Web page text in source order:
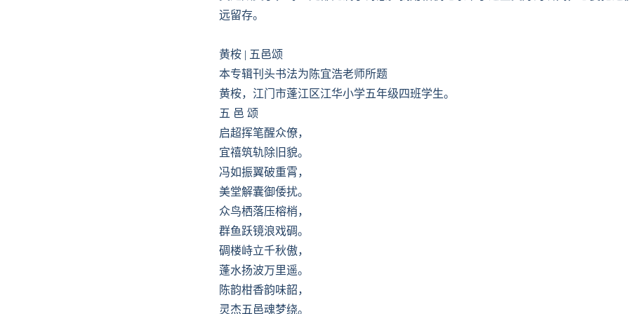
远留存。
黄桉 | 五邑颂
本专辑刊头书法为陈宜浩老师所题
黄桉，江门市蓬江区江华小学五年级四班学生。
五 邑 颂
启超挥笔醒众僚，
宜禧筑轨除旧貌。
冯如振翼破重霄，
美堂解囊御倭扰。
众鸟栖落压榕梢，
群鱼跃镜浪戏碉。
碉楼峙立千秋傲，
蓬水扬波万里遥。
陈韵柑香韵味韶，
灵杰五邑魂梦绕。